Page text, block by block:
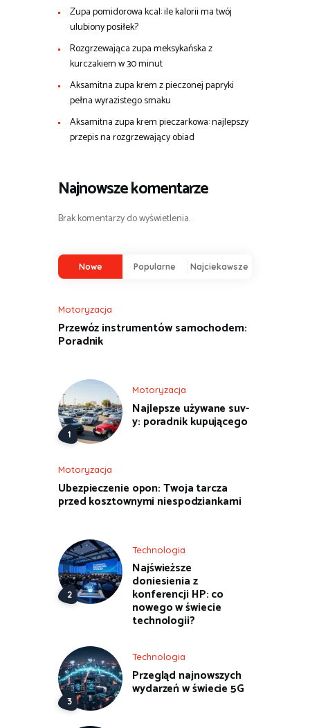
Zupa pomidorowa kcal: ile kalorii ma twój
ulubiony posiłek?
Rozgrzewająca zupa meksykańska z
kurczakiem w 30 minut
Aksamitna zupa krem z pieczonej papryki
pełna wyrazistego smaku
Aksamitna zupa krem pieczarkowa: najlepszy
przepis na rozgrzewający obiad
Najnowsze komentarze
Brak komentarzy do wyświetlenia.
Nowe Popularne Najciekawsze
Motoryzacja
Przewóz instrumentów samochodem:
Poradnik
Motoryzacja
Najlepsze używane suv-
y: poradnik kupującego
Motoryzacja
Ubezpieczenie opon: Twoja tarcza
przed kosztownymi niespodziankami
Technologia
Najświeższe
doniesienia z
konferencji HP: co
nowego w świecie
technologii?
Technologia
Przegląd najnowszych
wydarzeń w świecie 5G